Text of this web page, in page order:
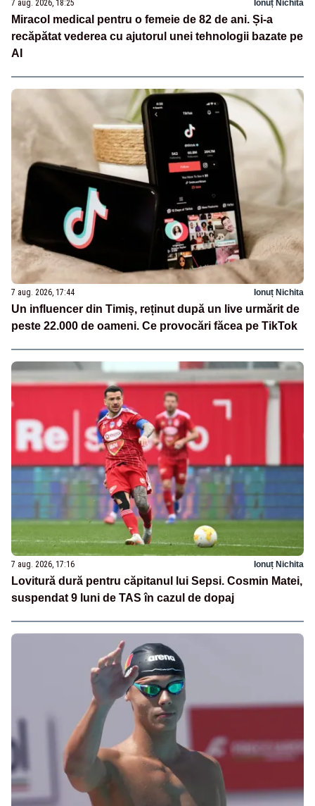
7 aug. 2026, 18:25 Ionuț Nichita
Miracol medical pentru o femeie de 82 de ani. Și-a
recăpătat vederea cu ajutorul unei tehnologii bazate pe
AI
7 aug. 2026, 17:44 Ionuț Nichita
Un influencer din Timiș, reținut după un live urmărit de
peste 22.000 de oameni. Ce provocări făcea pe TikTok
7 aug. 2026, 17:16 Ionuț Nichita
Lovitură dură pentru căpitanul lui Sepsi. Cosmin Matei,
suspendat 9 luni de TAS în cazul de dopaj